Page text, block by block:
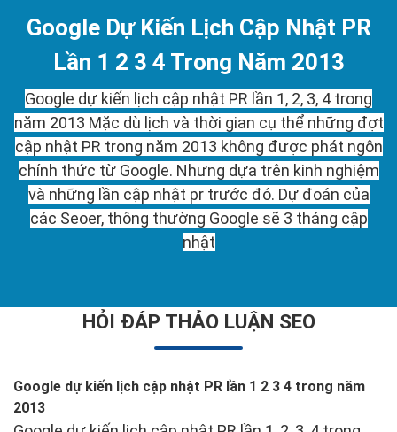
Google Dự Kiến Lịch Cập Nhật PR
Lần 1 2 3 4 Trong Năm 2013
Google dự kiến lịch cập nhật PR lần 1, 2, 3, 4 trong
năm 2013 Mặc dù lịch và thời gian cụ thể những đợt
cập nhật PR trong năm 2013 không được phát ngôn
chính thức từ Google. Nhưng dựa trên kinh nghiệm
và những lần cập nhật pr trước đó. Dự đoán của
các Seoer, thông thường Google sẽ 3 tháng cập
nhật
HỎI ĐÁP THẢO LUẬN SEO
Google dự kiến lịch cập nhật PR lần 1 2 3 4 trong năm
2013